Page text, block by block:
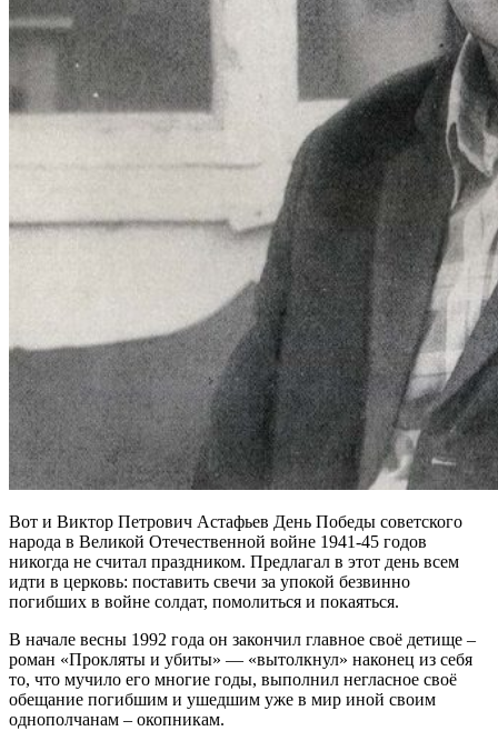
Вот и Виктор Петрович Астафьев День Победы советского
народа в Великой Отечественной войне 1941-45 годов
никогда не считал праздником. Предлагал в этот день всем
идти в церковь: поставить свечи за упокой безвинно
погибших в войне солдат, помолиться и покаяться.
В начале весны 1992 года он закончил главное своё детище –
роман «Прокляты и убиты» — «вытолкнул» наконец из себя
то, что мучило его многие годы, выполнил негласное своё
обещание погибшим и ушедшим уже в мир иной своим
однополчанам – окопникам.